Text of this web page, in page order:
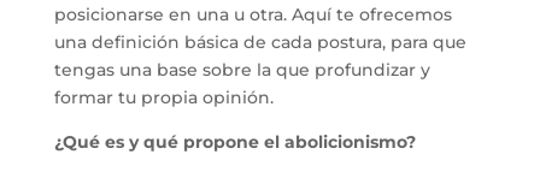
posicionarse en una u otra. Aquí te ofrecemos
una definición básica de cada postura, para que
tengas una base sobre la que profundizar y
formar tu propia opinión.
¿Qué es y qué propone el abolicionismo?